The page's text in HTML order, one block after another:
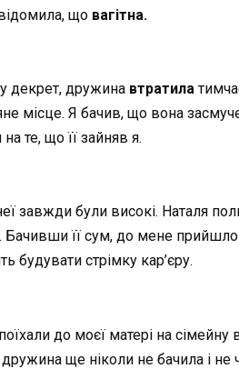
що вагітна.
декрет, дружина втратила
місце. Я бачив, що вона
те, що її зайняв я.
завжди були високі. Наталя
Бачивши її сум, до мене
будувати стрімку кар’єру.
до моєї матері на
дружина ще ніколи не бачила і